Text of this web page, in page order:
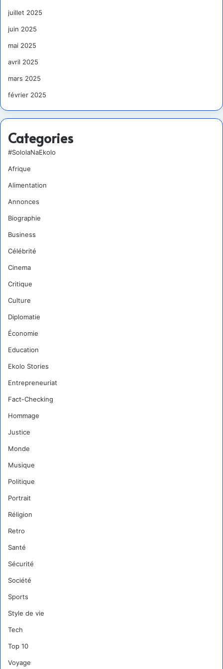
juillet 2025
juin 2025
mai 2025
avril 2025
mars 2025
février 2025
Categories
#SololaNaEkolo
Afrique
Alimentation
Annonces
Biographie
Business
Célébrité
Cinema
Critique
Culture
Diplomatie
Économie
Education
Ekolo Stories
Entrepreneuriat
Fact-Checking
Hommage
Justice
Monde
Musique
Politique
Portrait
Réligion
Retro
Santé
Sécurité
Société
Sports
Style de vie
Tech
Top 10
Voyage